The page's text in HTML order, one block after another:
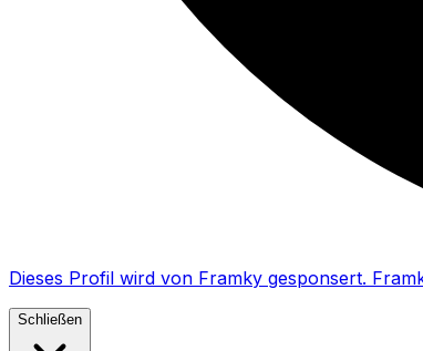
Dieses Profil wird von Framky gesponsert.
Schließen